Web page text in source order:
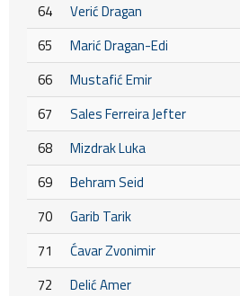
64
Verić Dragan
65
Marić Dragan-Edi
66
Mustafić Emir
67
Sales Ferreira Jefter
68
Mizdrak Luka
69
Behram Seid
70
Garib Tarik
71
Ćavar Zvonimir
72
Delić Amer